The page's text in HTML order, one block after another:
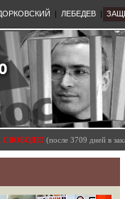
| ЛЕБЕДЕВ |
СВОБОДЕ! (после 3709 дней в